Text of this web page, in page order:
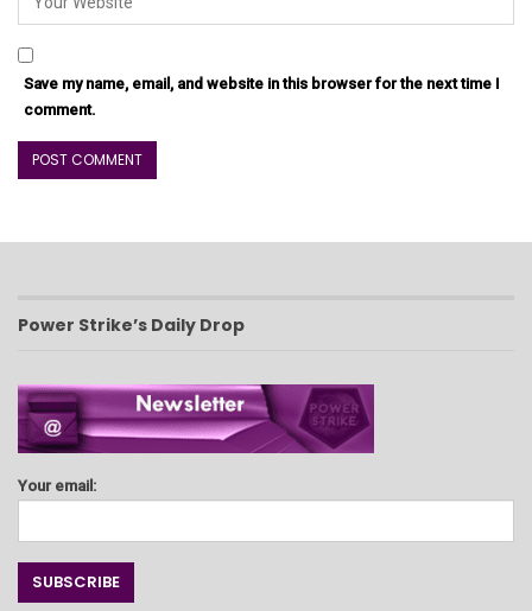
Save my name, email, and website in this browser for the next time I
comment.
Power Strike’s Daily Drop
Your email: